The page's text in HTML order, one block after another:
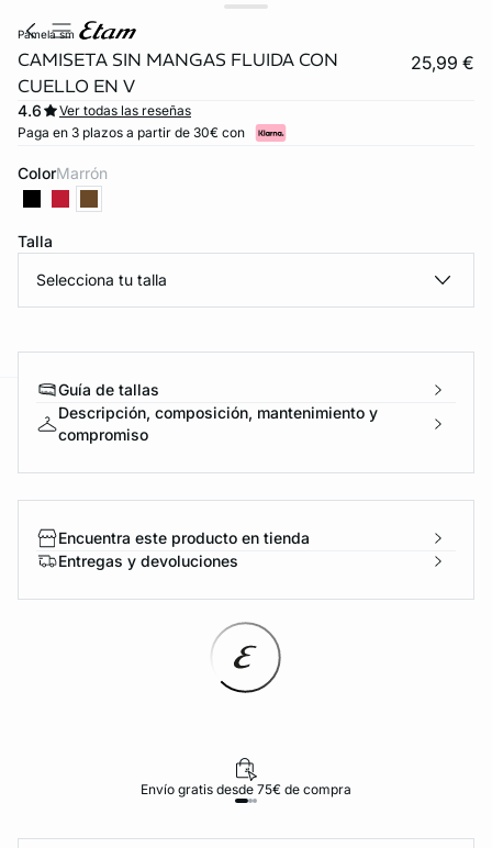
pamela sm
CAMISETA SIN MANGAS FLUIDA CON
CUELLO EN V
25,99 €
4.6
Ver todas las reseñas
Paga en 3 plazos a partir de 30€ con
Color marrón
Talla
Selecciona tu talla
Guía de tallas
Descripción, composición, mantenimiento y
compromiso
Encuentra este producto en tienda
Entregas y devoluciones
Envío gratis desde 75€ de compra